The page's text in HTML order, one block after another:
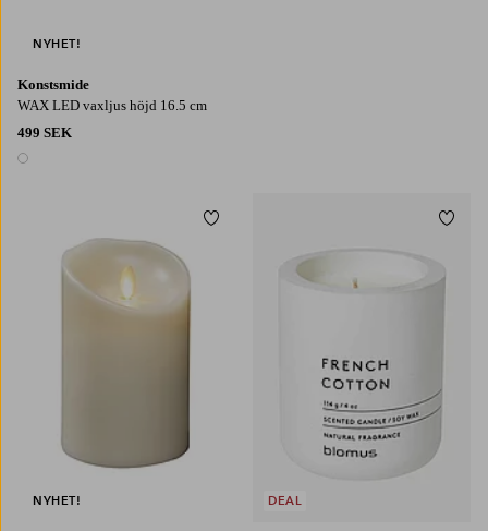
Konstsmide
WAX LED vaxljus höjd 16.5 cm
499 SEK
1 färg
NYHET!
NYHET!
Lägg till i favoriter
DEAL